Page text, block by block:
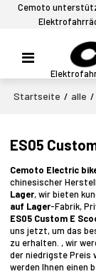
Cemoto
Startseite / alle /
ES05
Cemoto Electric
chinesischer
Lager, wir bieten
auf Lager-Fabrik,
ES05 Custom E
uns jetzt, um das
zu erhalten. , wir
der niedrigste Preis
werden Ihnen einen